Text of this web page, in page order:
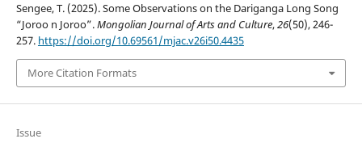
Sengee, T. (2025). Some Observations on the Dariganga Long Song
“Joroo n Joroo”.Mongolian Journal of Arts and Culture,26(50), 246-
257. https://doi.org/10.69561/mjac.v26i50.4435
More Citation Formats
Issue